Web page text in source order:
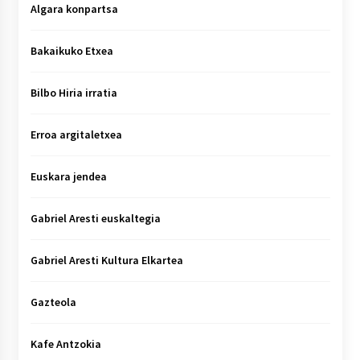
Algara konpartsa
Bakaikuko Etxea
Bilbo Hiria irratia
Erroa argitaletxea
Euskara jendea
Gabriel Aresti euskaltegia
Gabriel Aresti Kultura Elkartea
Gazteola
Kafe Antzokia